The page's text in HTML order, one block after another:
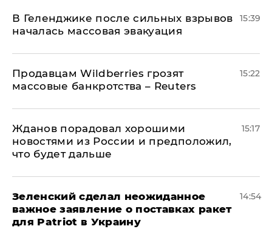
В Геленджике после сильных взрывов
началась массовая эвакуация
15:39
Продавцам Wildberries грозят
массовые банкротства – Reuters
15:22
Жданов порадовал хорошими
новостями из России и предположил,
что будет дальше
15:17
Зеленский сделал неожиданное
важное заявление о поставках ракет
для Patriot в Украину
14:54